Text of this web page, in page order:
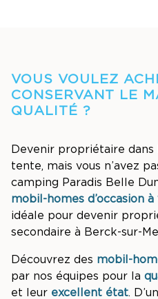
VOUS VOULEZ
CONSERVANT LE
QUALITÉ ?
Devenir propriétaire dans
tente, mais vous n’avez
camping Paradis Belle
mobil-homes d’occasion
idéale pour devenir
secondaire à Berck-sur-
Découvrez des mobil-
par nos équipes pour la
et leur excellent état.